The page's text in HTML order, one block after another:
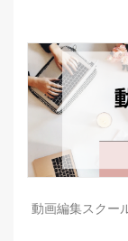
動画編集スクー